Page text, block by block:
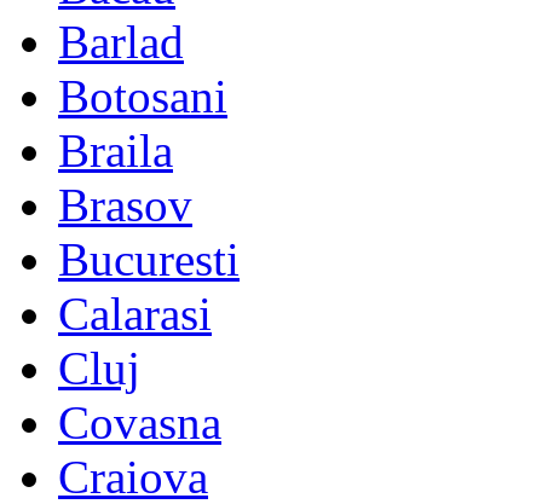
Barlad
Botosani
Braila
Brasov
Bucuresti
Calarasi
Cluj
Covasna
Craiova